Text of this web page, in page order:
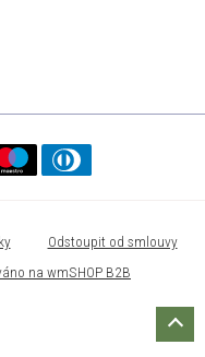
Odstoupit od smlouvy
na wmSHOP B2B